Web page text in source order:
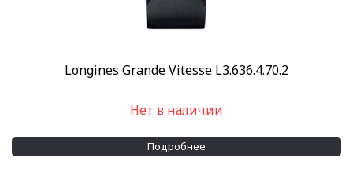
Longines Grande Vitesse L3.636.4.70.2
Нет в наличии
Подробнее